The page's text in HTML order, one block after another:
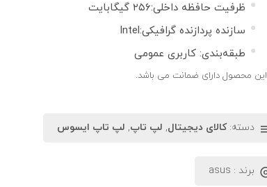
ظرفیت حافظه داخلی:۲۵۶ گیگابایت
سازنده پردازنده گرافیکی:Intel
طبقه‌بندی: کاربری عمومی
این محصول دارای ضمانت می باشد.
دسته:کالای دیجیتال, لپ تاپ, لپ تاپ ایسوس
برند : asus